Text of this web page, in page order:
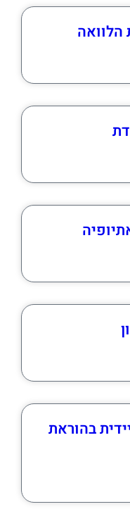
הלוואה
בהוראת